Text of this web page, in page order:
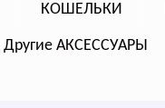
КОШЕЛЬКИ
Другие АКСЕССУАРЫ